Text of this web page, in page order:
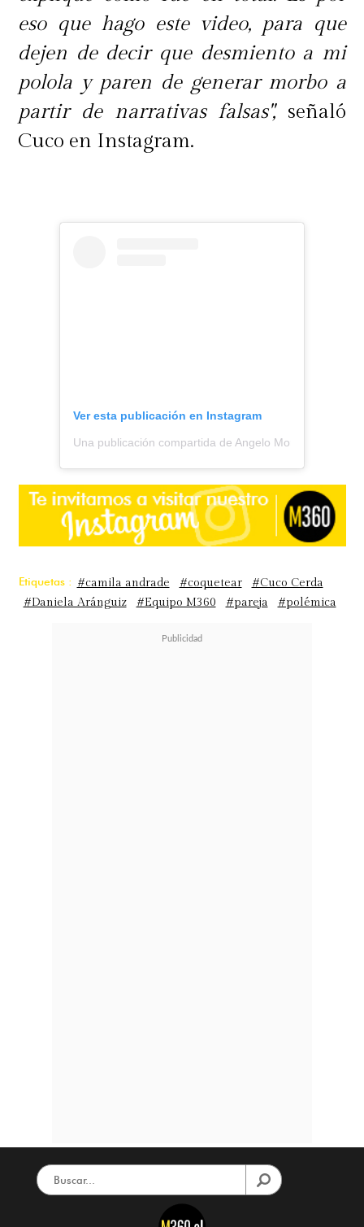
eso que hago este video, para que
dejen de decir que desmiento a mi
polola y paren de generar morbo a
partir de narrativas falsas",señaló
Cuco en Instagram.
Ver esta publicación en Instagram
Una publicación compartida de Angelo Moreno || Todo
Etiquetas : #camila andrade #coquetear
#Cuco Cerda
#Daniela Aránguiz
#Equipo M360 #pareja #polémica